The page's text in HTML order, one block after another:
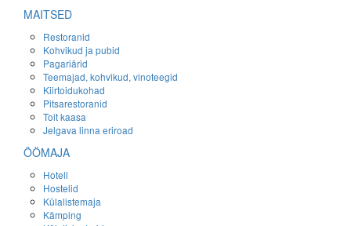
MAITSED
Restoranid
Kohvikud ja pubid
Pagariärid
Teemajad, kohvikud, vinoteegid
Kiirtoidukohad
Pitsarestoranid
Toit kaasa
Jelgava linna eriroad
ÖÖMAJA
Hotell
Hostelid
Külalistemaja
Kämping